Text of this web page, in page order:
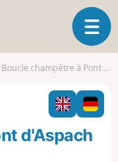
O
u
i
r
l
a
Boucle champêtre à Pont d'Aspach
d'Aspach